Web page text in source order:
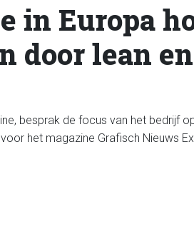
in Europa
door lean
besprak de focus van het bedrijf
het magazine Grafisch Nieuws